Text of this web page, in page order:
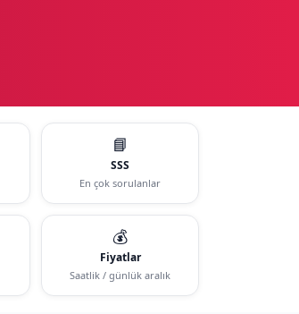
📘
SSS
En çok sorulanlar
💰
Fiyatlar
Saatlik / günlük aralık